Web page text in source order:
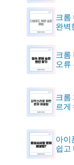
크롬
완벽
크롬
오류
크롬
르게
아이
쉽고